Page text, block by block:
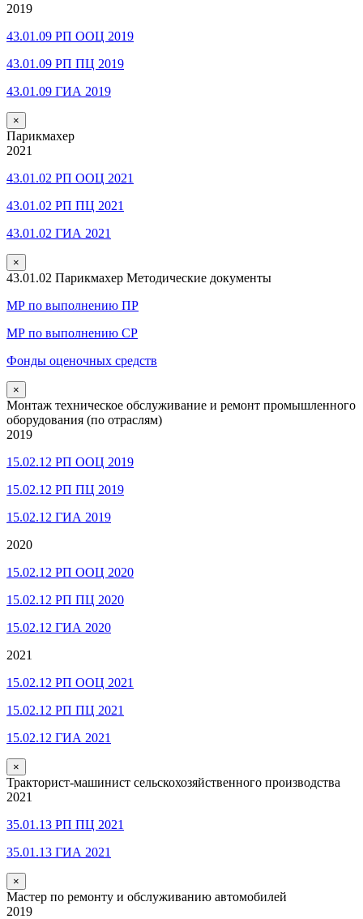
2019
43.01.09 РП ООЦ 2019
43.01.09 РП ПЦ 2019
43.01.09 ГИА 2019
×
Парикмахер
2021
43.01.02 РП ООЦ 2021
43.01.02 РП ПЦ 2021
43.01.02 ГИА 2021
×
43.01.02 Парикмахер Методические документы
МР по выполнению ПР
МР по выполнению СР
Фонды оценочных средств
×
Монтаж техническое обслуживание и ремонт промышленного
оборудования (по отраслям)
2019
15.02.12 РП ООЦ 2019
15.02.12 РП ПЦ 2019
15.02.12 ГИА 2019
2020
15.02.12 РП ООЦ 2020
15.02.12 РП ПЦ 2020
15.02.12 ГИА 2020
2021
15.02.12 РП ООЦ 2021
15.02.12 РП ПЦ 2021
15.02.12 ГИА 2021
×
Тракторист-машинист сельскохозяйственного производства
2021
35.01.13 РП ПЦ 2021
35.01.13 ГИА 2021
×
Мастер по ремонту и обслуживанию автомобилей
2019